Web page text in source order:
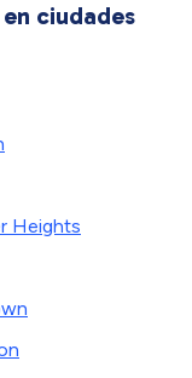
ciudades
Heights